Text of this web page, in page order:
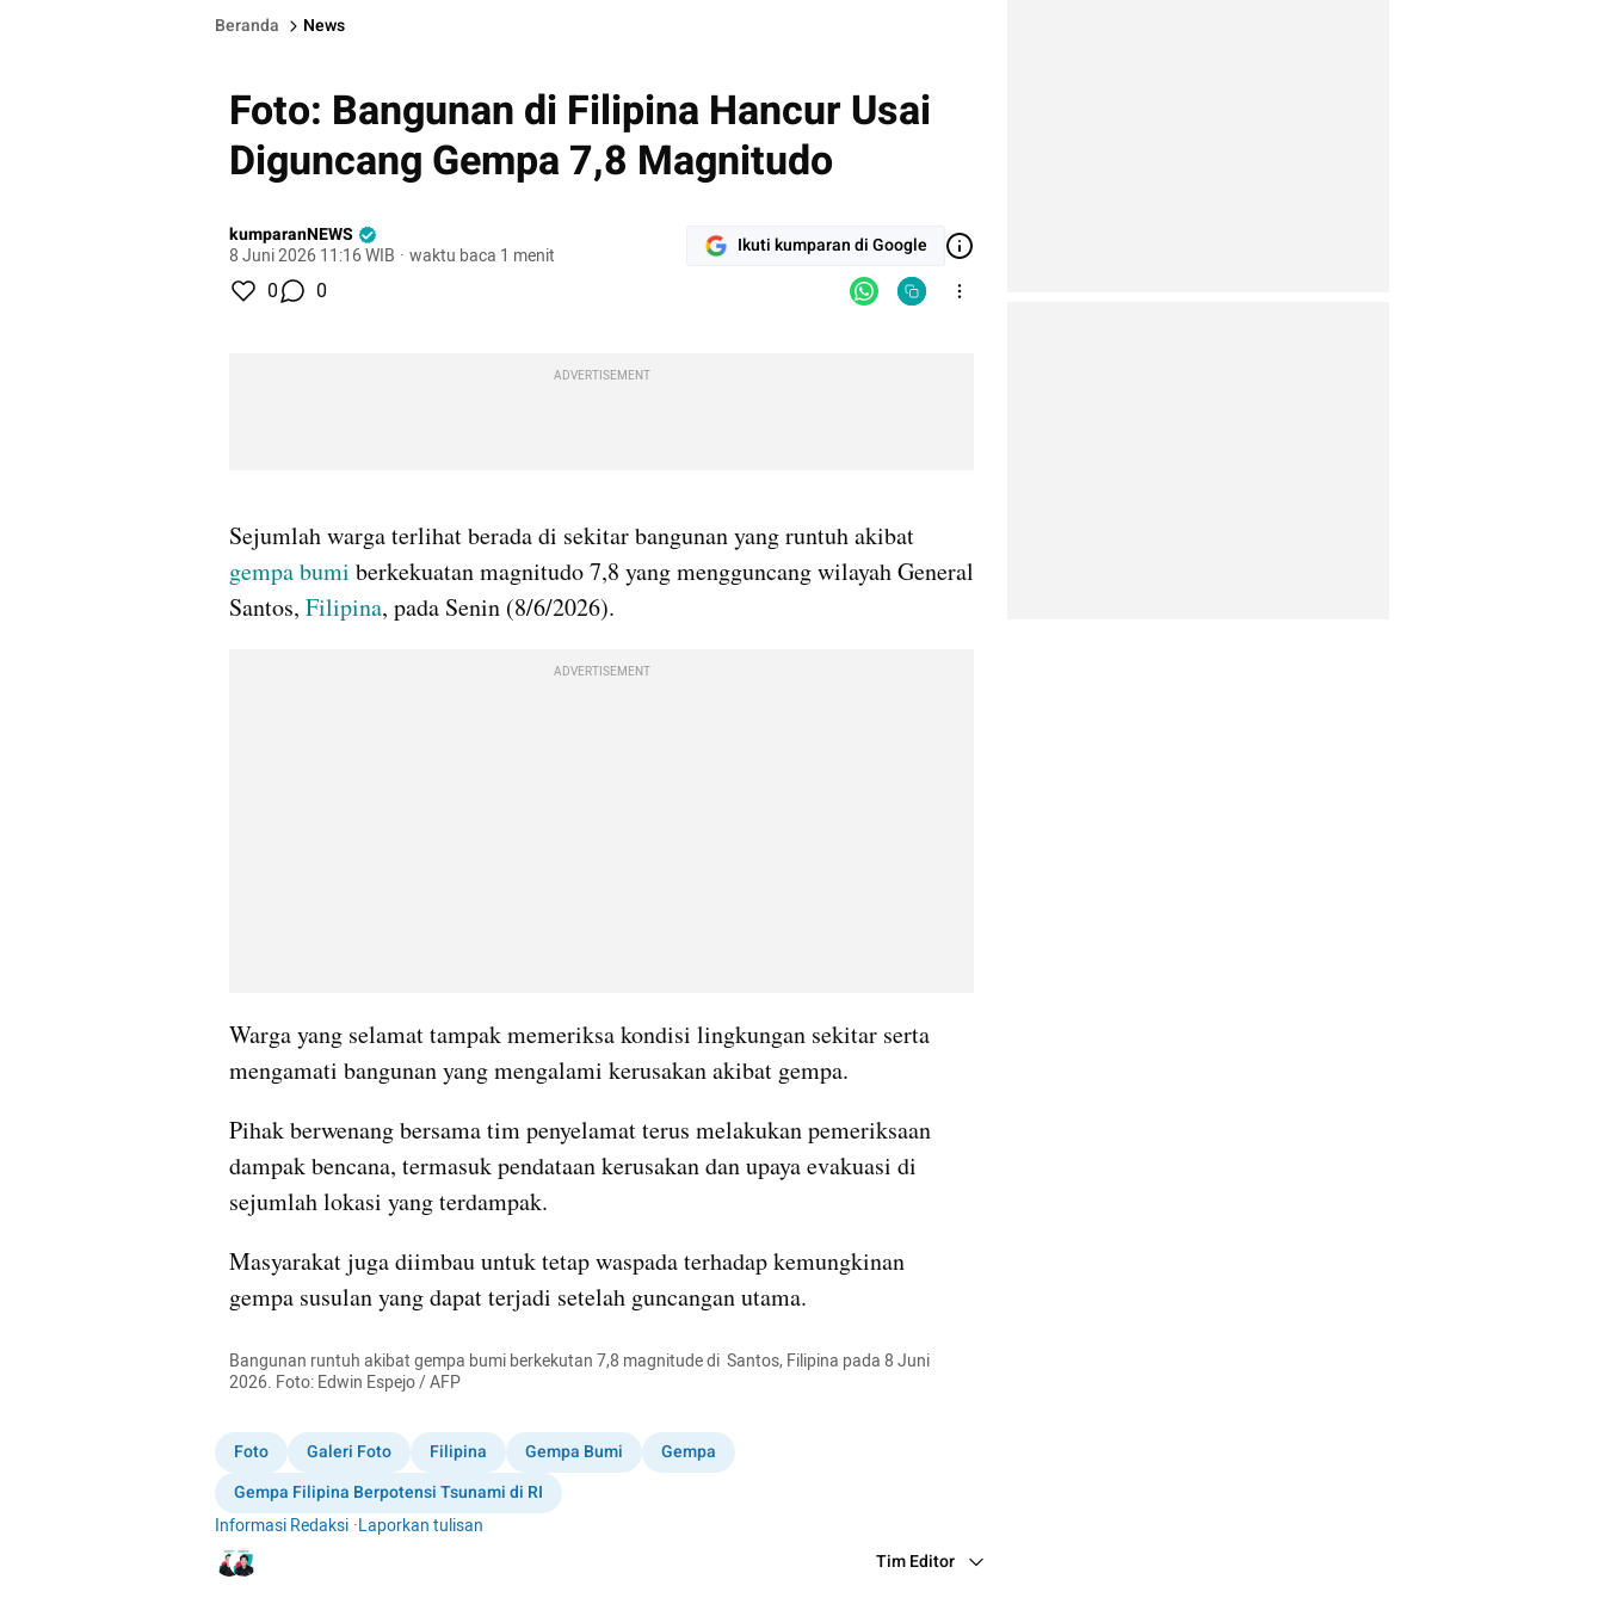
Beranda News
Foto: Bangunan di Filipina Hancur Usai
Diguncang Gempa 7,8 Magnitudo
kumparanNEWS
8 Juni 2026 11:16 WIB · waktu baca 1 menit Ikuti kumparan di Google
0 0
ADVERTISEMENT
gempa bumi berkekuatan magnitudo 7,8 yang mengguncang wilayah General
Santos, Filipina, pada Senin (8/6/2026).
ADVERTISEMENT
Warga yang selamat tampak memeriksa kondisi lingkungan sekitar serta
mengamati bangunan yang mengalami kerusakan akibat gempa.
Pihak berwenang bersama tim penyelamat terus melakukan pemeriksaan
dampak bencana, termasuk pendataan kerusakan dan upaya evakuasi di
sejumlah lokasi yang terdampak.
Masyarakat juga diimbau untuk tetap waspada terhadap kemungkinan
gempa susulan yang dapat terjadi setelah guncangan utama.
Bangunan runtuh akibat gempa bumi berkekutan 7,8 magnitude di  Santos, Filipina pada 8 Juni
2026. Foto: Edwin Espejo / AFP
Foto Galeri Foto Filipina Gempa Bumi
Gempa
Gempa Filipina Berpotensi Tsunami di RI
Informasi Redaksi ·Laporkan tulisan
Tim Editor